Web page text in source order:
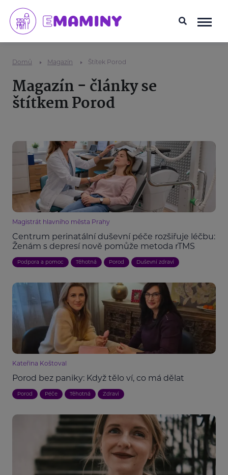
Domů Magazín Štítek Porod
Magazín - články se
štítkem Porod
Magistrát hlavního města Prahy
Centrum perinatální duševní péče rozšiřuje léčbu:
Ženám s depresí nově pomůže metoda rTMS
Podpora a pomoc Těhotná Porod Duševní zdraví
Kateřina Koštoval
Porod bez paniky: Když tělo ví, co má dělat
Porod Péče Těhotná Zdraví